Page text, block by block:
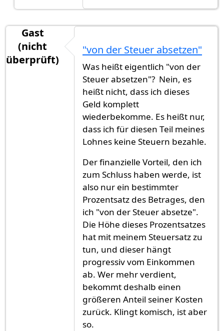
Gast
(nicht
überprüft)
"von der Steuer absetzen"
Was heißt eigentlich "von der
Steuer absetzen"? Nein, es
heißt nicht, dass ich dieses
Geld komplett
wiederbekomme. Es heißt nur,
dass ich für diesen Teil meines
Lohnes keine Steuern bezahle.
Der finanzielle Vorteil, den ich
zum Schluss haben werde, ist
also nur ein bestimmter
Prozentsatz des Betrages, den
ich "von der Steuer absetze".
Die Höhe dieses Prozentsatzes
hat mit meinem Steuersatz zu
tun, und dieser hängt
progressiv vom Einkommen
ab. Wer mehr verdient,
bekommt deshalb einen
größeren Anteil seiner Kosten
zurück. Klingt komisch, ist aber
so.